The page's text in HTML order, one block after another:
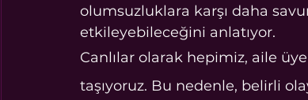
olumsuzluklara karşı daha
etkileyebileceğini anlatıyor.
Canlılar olarak hepimiz, aile
taşıyoruz. Bu nedenle, belirli